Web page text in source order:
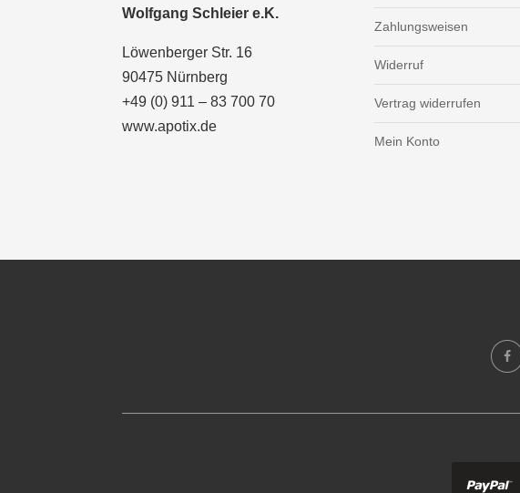
Wolfgang Schleier e.K.
Löwenberger Str. 16
90475 Nürnberg
+49 (0) 911 – 83 700 70
www.apotix.de
Zahlungsweisen
Widerruf
Vertrag widerrufen
Mein Konto